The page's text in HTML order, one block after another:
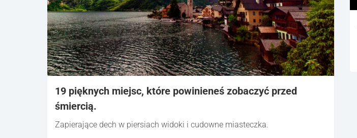
19 pięknych miejsc, które powinieneś zobaczyć przed
śmiercią.
Zapierające dech w piersiach widoki i cudowne miasteczka.